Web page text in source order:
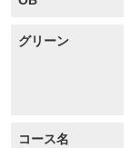
グリーン
コース名